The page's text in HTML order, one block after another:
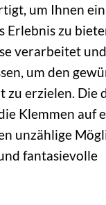
um Ihnen ein
Erlebnis zu
verarbeitet
um den
zu erzielen. Die
Klemmen auf
unzählige
fantasievolle